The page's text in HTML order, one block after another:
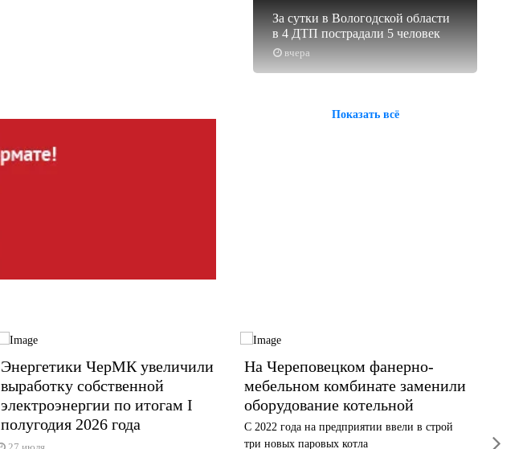
вчера
За сутки в Вологодской области
в 4 ДТП пострадали 5 человек
Показать всё
Энергетики ЧерМК увеличили
выработку собственной
электроэнергии по итогам I
полугодия 2026 года
На Череповецком фанерно-
мебельном комбинате заменили
оборудование котельной
С 2022 года на предприятии ввели в строй
три новых паровых котла